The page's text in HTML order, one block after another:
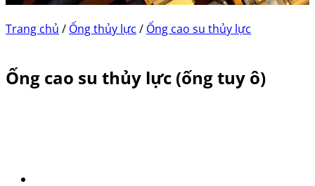
Trang chủ / Ống thủy lực / Ống cao su thủy lực
Ống cao su thủy lực (ống tuy ô)